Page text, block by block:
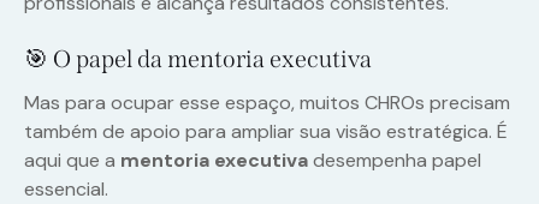
🎯 O papel da mentoria executiva
Mas para ocupar esse espaço, muitos CHROs precisam
também de apoio para ampliar sua visão estratégica. É
aqui que a mentoria executivadesempenha papel
essencial.